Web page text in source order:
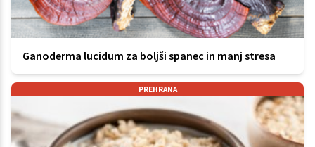
Ganoderma lucidum za boljši spanec in manj stresa
PREHRANA